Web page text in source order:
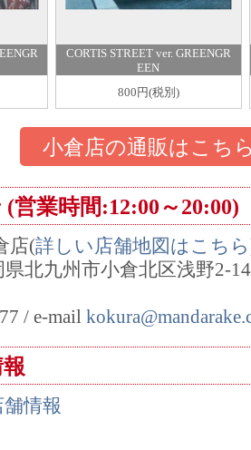
CORTIS STREET ver. GREENGR
EEN
800円(税別)
小倉店の通販はこち
営業時間:12:00～20:00)
店(詳しい店舗地図はこちら
県北九州市小倉北区浅野2-
/ e-mail
情報